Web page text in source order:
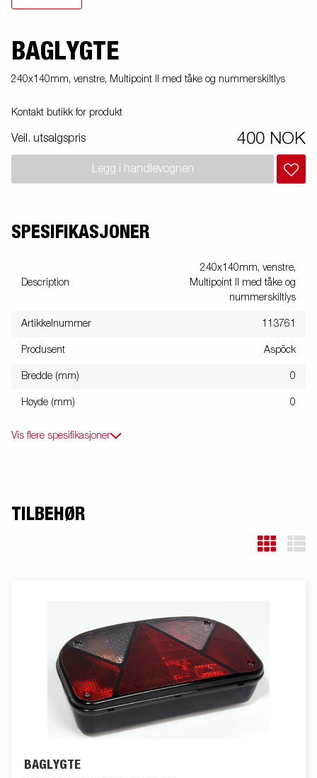
BAGLYGTE
240x140mm, venstre, Multipoint II med tåke og nummerskiltlys
Kontakt butikk for produkt
Veil. utsalgspris 400 NOK
Legg i handlevognen
SPESIFIKASJONER
Description
240x140mm, venstre,
Multipoint II med tåke og
nummerskiltlys
Artikkelnummer 113761
Produsent Aspöck
Bredde (mm) 0
Høyde (mm) 0
Vis flere spesifikasjoner
TILBEHØR
BAGLYGTE